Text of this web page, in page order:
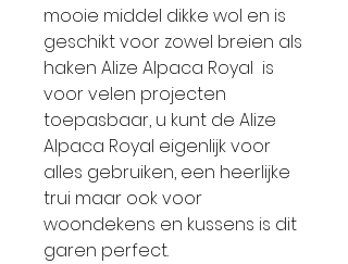
mooie middel dikke wol en is
geschikt voor zowel breien als
haken Alize Alpaca Royal is
voor velen projecten
toepasbaar, u kunt de Alize
Alpaca Royal eigenlijk voor
alles gebruiken, een heerlijke
trui maar ook voor
woondekens en kussens is dit
garen perfect.